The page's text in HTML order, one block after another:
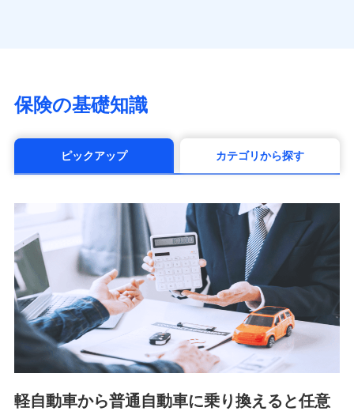
マニュライフ生命保険株式会社
（https://www.manulife.co.jp/）
（https://www.msa-life.co.jp/）
メットライフ生命株式会社(https://www.metlife.co.jp/)
■少額短期保険
株式会社アシロ少額短期保険 (https://kailash.co.jp/)
SBIいきいき少額短期保険会社 (https://www.i-
sedai.com/)
SBIペット少額短期保険株式会社 (https://www.sbipet-
ssi.co.jp/)
SBIリスタ少額短期保険会社
(https://www.jishin.co.jp/)
スマートプラス少額短期保険株式会社
チューリッヒ少額短期保険株式会社
保険の基礎知識
ピックアップ カテゴリから探す
軽自動車から普通自動車に乗り換えると任意